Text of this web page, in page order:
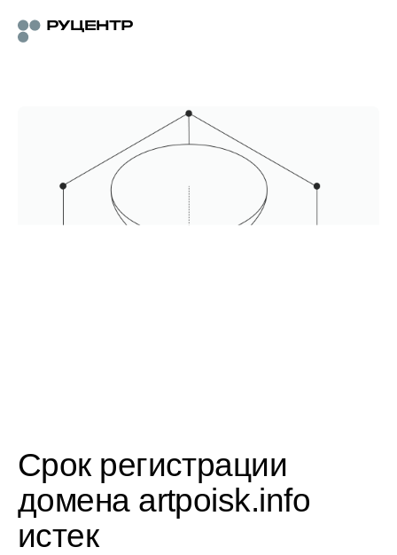
Срок регистрации
домена artpoisk.info
истек